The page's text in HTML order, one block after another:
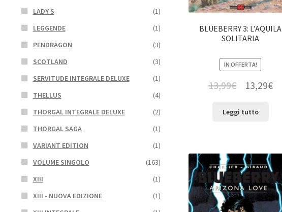
BLUEBERRY 3: L’AQUILA
SOLITARIA
IN OFFERTA!
13,99€ 13,29€
Leggi tutto
LADY S
(1)
LEGGENDE
(1)
PENDRAGON
(3)
SCOTLAND
(3)
SERVITUDE INTEGRALE DELUXE
(1)
THELLUS
(4)
THORGAL INTEGRALE DELUXE
(2)
THORGAL SAGA
(1)
VARIANT EDITION
(1)
VOLUME SINGOLO
(163)
XIII
(1)
XIII - NUOVA EDIZIONE
(1)